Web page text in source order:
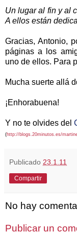
Un lugar al fin y al
A ellos están
Gracias, Antonio,
páginas a los
uno de ellos. Para
Mucha suerte allá
¡Enhorabuena!
Y no te olvides del
(http://blogs.20minutos.es/
Publicado 23.1.11
Compartir
No hay
Publicar un